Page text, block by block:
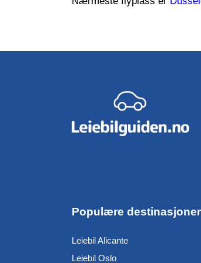
Populære destinasjoner
Leiebil Alicante
Leiebil Oslo